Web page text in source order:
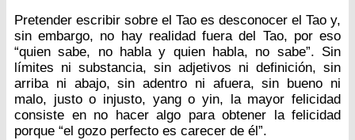
Pretender escribir sobre el Tao es desconocer el Tao y,
sin embargo, no hay realidad fuera del Tao, por eso
“quien sabe, no habla y quien habla, no sabe”. Sin
límites ni substancia, sin adjetivos ni definición, sin
arriba ni abajo, sin adentro ni afuera, sin bueno ni
malo, justo o injusto, yang o yin, la mayor felicidad
consiste en no hacer algo para obtener la felicidad
porque “el gozo perfecto es carecer de él”.